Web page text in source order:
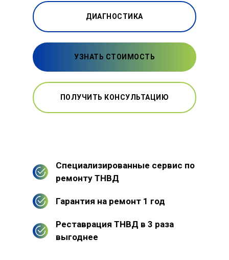
ДИАГНОСТИКА
УЗНАТЬ СТОИМОСТЬ
ПОЛУЧИТЬ КОНСУЛЬТАЦИЮ
Специализированные сервис по
ремонту ТНВД
Гарантия на ремонт 1 год
Реставрация ТНВД в 3 раза
выгоднее